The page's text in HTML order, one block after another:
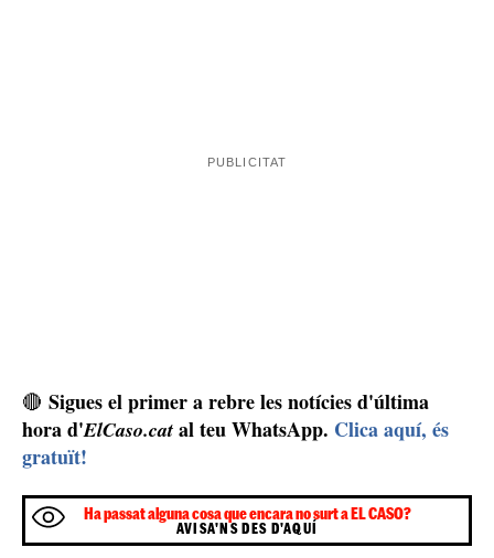
🔴 Sigues el primer a rebre les notícies d'última
hora d'ElCaso.cat al teu WhatsApp. Clica aquí, és
gratuït!
Ha passat alguna cosa que encara no surt a EL CASO?
AVISA'NS DES D'AQUÍ